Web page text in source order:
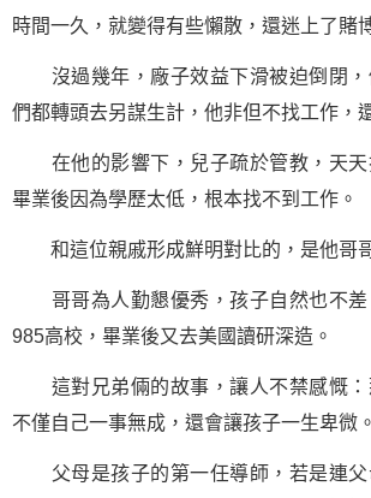
時間一久，就變得有些懶散，還迷上了賭
沒過幾年，廠子效益下滑被迫倒閉，
們都轉頭去另謀生計，他非但不找工作，
在他的影響下，兒子疏於管教，天天
畢業後因為學歷太低，根本找不到工作。
和這位親戚形成鮮明對比的，是他哥
哥哥為人勤懇優秀，孩子自然也不差
985高校，畢業後又去美國讀研深造。
這對兄弟倆的故事，讓人不禁感慨：
不僅自己一事無成，還會讓孩子一生卑微。
父母是孩子的第一任導師，若是連父